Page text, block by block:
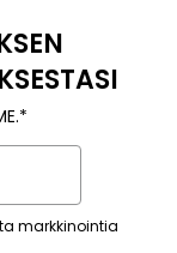
markkinointia